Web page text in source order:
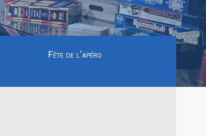
Fête de l'apéro